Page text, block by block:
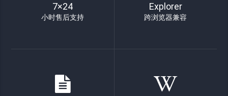
7×24
小时售后支持
Explorer
跨浏览器兼容